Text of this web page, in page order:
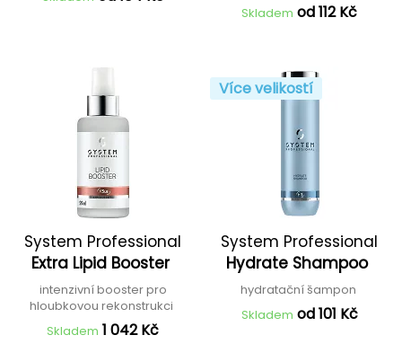
Skladem od 112 Kč
System Professional
Extra Lipid Booster
intenzivní booster pro
hloubkovou rekonstrukci
Skladem 1 042 Kč
Více velikostí
System Professional
Hydrate Shampoo
hydratační šampon
Skladem od 101 Kč